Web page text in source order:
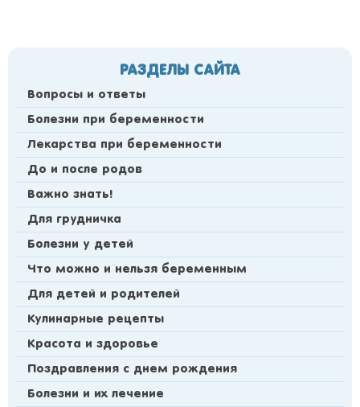
РАЗДЕЛЫ САЙТА
Вопросы и ответы
Болезни при беременности
Лекарства при беременности
До и после родов
Важно знать!
Для грудничка
Болезни у детей
Что можно и нельзя беременным
Для детей и родителей
Кулинарные рецепты
Красота и здоровье
Поздравления с днем рождения
Болезни и их лечение